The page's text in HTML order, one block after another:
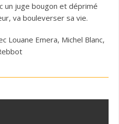
un juge bougon et déprimé
va bouleverser sa vie.
Louane Emera, Michel Blanc,